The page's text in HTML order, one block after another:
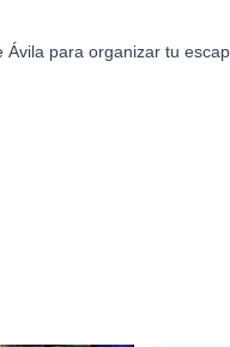
para organizar tu